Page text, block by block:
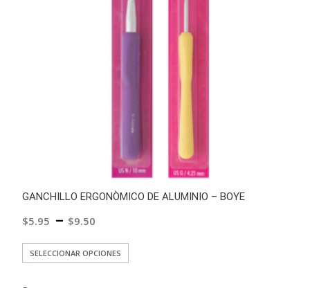
GANCHILLO ERGONÒMICO DE ALUMINIO – BOYE
$5.95 – $9.50
SELECCIONAR OPCIONES